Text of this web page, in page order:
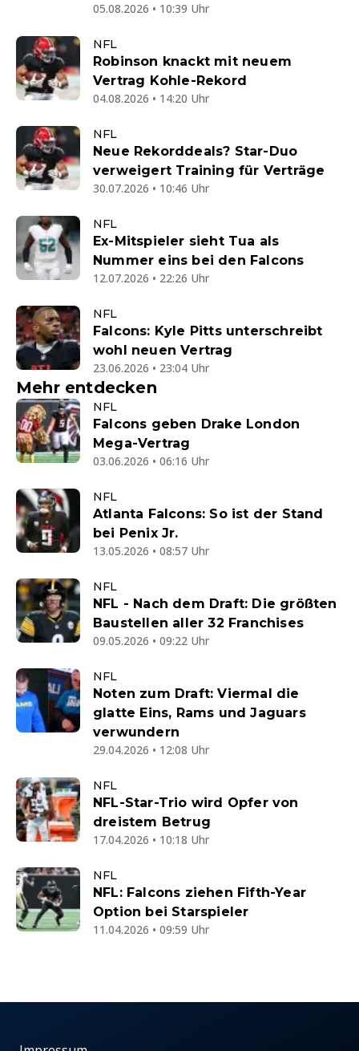
05.08.2026 • 10:39 Uhr
NFL
Robinson knackt mit neuem
Vertrag Kohle-Rekord
04.08.2026 • 14:20 Uhr
NFL
Neue Rekorddeals? Star-Duo
verweigert Training für Verträge
30.07.2026 • 10:46 Uhr
NFL
Ex-Mitspieler sieht Tua als
Nummer eins bei den Falcons
12.07.2026 • 22:26 Uhr
NFL
Falcons: Kyle Pitts unterschreibt
wohl neuen Vertrag
23.06.2026 • 23:04 Uhr
Mehr entdecken
NFL
Falcons geben Drake London
Mega-Vertrag
03.06.2026 • 06:16 Uhr
NFL
Atlanta Falcons: So ist der Stand
bei Penix Jr.
13.05.2026 • 08:57 Uhr
NFL
NFL - Nach dem Draft: Die größten
Baustellen aller 32 Franchises
09.05.2026 • 09:22 Uhr
NFL
Noten zum Draft: Viermal die
glatte Eins, Rams und Jaguars
verwundern
29.04.2026 • 12:08 Uhr
NFL
NFL-Star-Trio wird Opfer von
dreistem Betrug
17.04.2026 • 10:18 Uhr
NFL
NFL: Falcons ziehen Fifth-Year
Option bei Starspieler
11.04.2026 • 09:59 Uhr